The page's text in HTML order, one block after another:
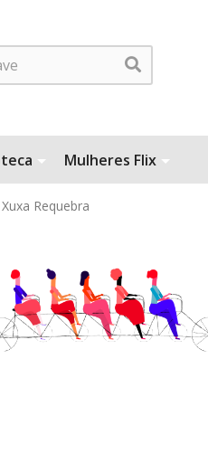
Mulheres Flix
Xuxa Requebra